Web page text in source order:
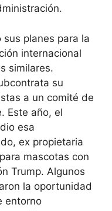
planes para la
internacional
similares.
su
a un comité de
Este año, el
esa
ex propietaria
mascotas con
Trump. Algunos
la oportunidad
entorno